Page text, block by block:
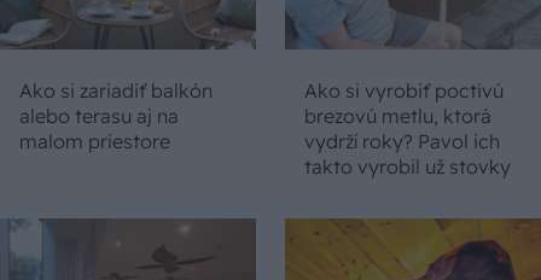
Ako si zariadiť balkón
alebo terasu aj na
malom priestore
Ako si vyrobiť poctivú
brezovú metlu, ktorá
vydrží roky? Pavol ich
takto vyrobil už stovky